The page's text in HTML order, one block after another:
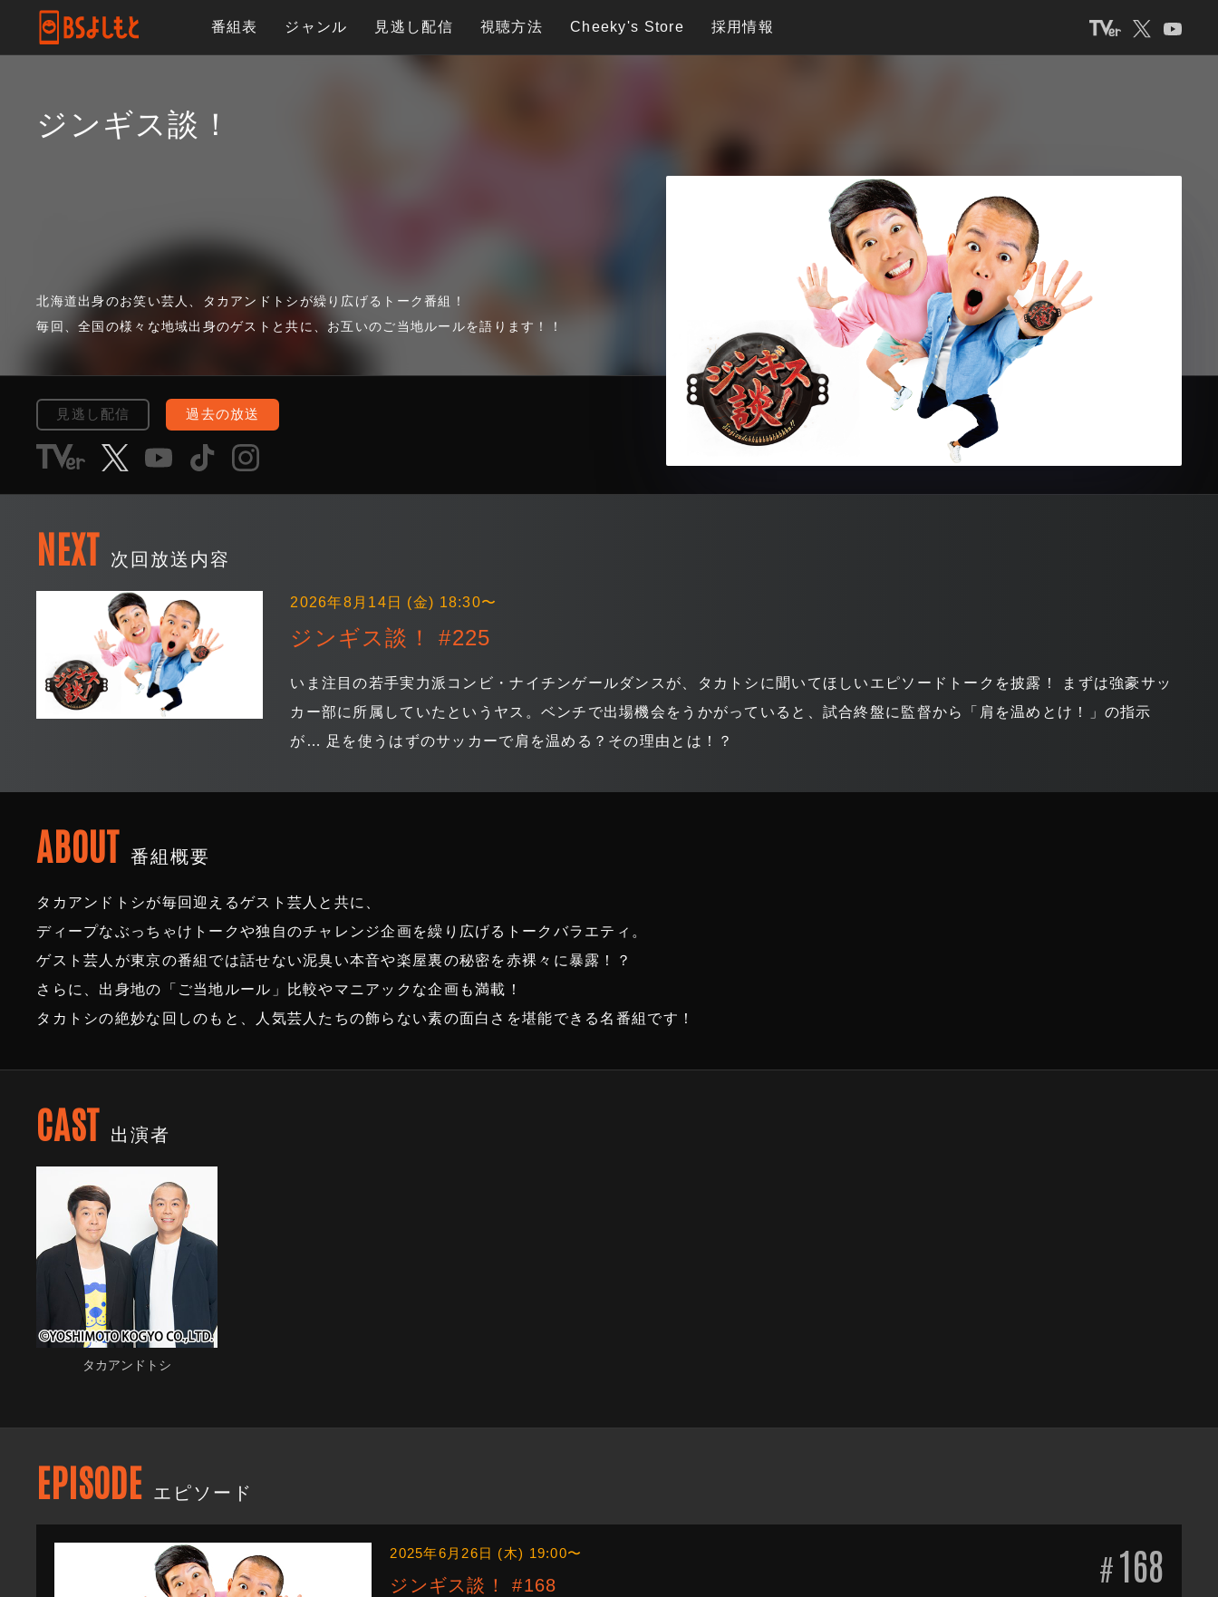
番組表 ジャンル 見逃し配信 視聴方法 Cheeky's Store 採用情報
ジンギス談！
北海道出身のお笑い芸人、タカアンドトシが繰り広げるトーク番組！
毎回、全国の様々な地域出身のゲストと共に、お互いのご当地ルールを語ります！！
見逃し配信 過去の放送
NEXT 次回放送内容
2026年8月14日 (金) 18:30〜
ジンギス談！ #225
いま注目の若手実力派コンビ・ナイチンゲールダンスが、タカトシに聞いてほしいエピソードトークを披露！ まずは強豪サッ
カー部に所属していたというヤス。ベンチで出場機会をうかがっていると、試合終盤に監督から「肩を温めとけ！」の指示
が… 足を使うはずのサッカーで肩を温める？その理由とは！？
ABOUT 番組概要
タカアンドトシが毎回迎えるゲスト芸人と共に、
ディープなぶっちゃけトークや独自のチャレンジ企画を繰り広げるトークバラエティ。
ゲスト芸人が東京の番組では話せない泥臭い本音や楽屋裏の秘密を赤裸々に暴露！？
さらに、出身地の「ご当地ルール」比較やマニアックな企画も満載！
タカトシの絶妙な回しのもと、人気芸人たちの飾らない素の面白さを堪能できる名番組です！
CAST 出演者
タカアンドトシ
EPISODE エピソード
#168
2025年6月26日 (木) 19:00〜
ジンギス談！ #168